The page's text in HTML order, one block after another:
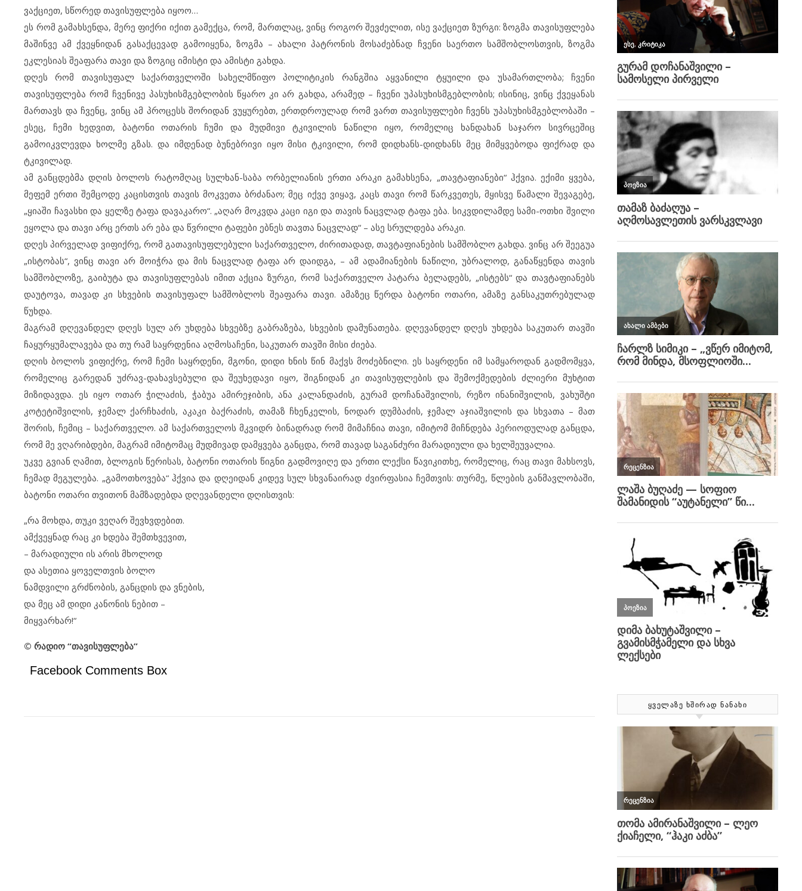
ვაქციეთ, სწორედ თავისუფლება იყოო…
ეს რომ გამახსენდა, მერე ფიქრი იქით გამექცა, რომ, მართლაც, ვინც როგორ შევძელით, ისე ვაქციეთ ზურგი: ზოგმა თავისუფლება
მაშინვე ამ ქვეყნიდან გასაქცევად გამოიყენა, ზოგმა – ახალი პატრონის მოსაძებნად ჩვენი საერთო სამშობლოსთვის, ზოგმა
ეკლესიას შეაფარა თავი და ზოგიც იმისტი და ამისტი გახდა.
დღეს რომ თავისუფალ საქართველოში სახელმწიფო პოლიტიკის რანგშია აყვანილი ტყუილი და უსამართლობა; ჩვენი
თავისუფლება რომ ჩვენივე პასუხისმგებლობის წყარო კი არ გახდა, არამედ – ჩვენი უპასუხისმგებლობის; ისინიც, ვინც ქვეყანას
მართავს და ჩვენც, ვინც ამ პროცესს შორიდან ვუყურებთ, ერთდროულად რომ ვართ თავისუფლები ჩვენს უპასუხისმგებლობაში –
ესეც, ჩემი ხედვით, ბატონი ოთარის ჩუმი და მუდმივი ტკივილის ნაწილი იყო, რომელიც ხანდახან საჯარო სივრცეშიც
გამოიკვლევდა ხოლმე გზას. და იმდენად ბუნებრივი იყო მისი ტკივილი, რომ დიდხანს-დიდხანს მეც მიმყვებოდა ფიქრად და
ტკივილად.
ამ განცდებმა დღის ბოლოს რატომღაც სულხან-საბა ორბელიანის ერთი არაკი გამახსენა, „თავტაფიანები“ ჰქვია. ექიმი ყვება,
მეფემ ერთი შემცოდე კაცისთვის თავის მოკვეთა ბრძანაო; მეც იქვე ვიყავ, კაცს თავი რომ წარკვეთეს, მყისვე წამალი შევაგებე,
„ყიაში ჩავასხი და ყელზე ტაფა დავაკარო“. „აღარ მოკვდა კაცი იგი და თავის ნაცვლად ტაფა ება. სიკვდილამდე სამი-ოთხი შვილი
ეყოლა და თავი არც ერთს არ ება და წვრილი ტაფები ებნეს თავთა ნაცვლად“ – ასე სრულდება არაკი.
დღეს პირველად ვიფიქრე, რომ გათავისუფლებული საქართველო, ძირითადად, თავტაფიანების სამშობლო გახდა. ვინც არ შეეგუა
„ისტობას“, ვინც თავი არ მოიჭრა და მის ნაცვლად ტაფა არ დაიდგა, – ამ ადამიანების ნაწილი, უბრალოდ, განაწყენდა თავის
სამშობლოზე, გაიბუტა და თავისუფლებას იმით აქცია ზურგი, რომ საქართველო პატარა ბელადებს, „ისტებს“ და თავტაფიანებს
დაუტოვა, თავად კი სხვების თავისუფალ სამშობლოს შეაფარა თავი. ამაზეც წერდა ბატონი ოთარი, ამაზე განსაკუთრებულად
წუხდა.
მაგრამ დღევანდელ დღეს სულ არ უხდება სხვებზე გაბრაზება, სხვების დამუნათება. დღევანდელ დღეს უხდება საკუთარ თავში
ჩაყურყუმალავება და თუ რამ საყრდენია აღმოსაჩენი, საკუთარ თავში მისი ძიება.
დღის ბოლოს ვიფიქრე, რომ ჩემი საყრდენი, მგონი, დიდი ხნის წინ მაქვს მოძებნილი. ეს საყრდენი იმ სამყაროდან გადმომყვა,
რომელიც გარედან უძრავ-დახავსებული და შეუხედავი იყო, შიგნიდან კი თავისუფლების და შემოქმედების ძლიერი მუხტით
მიზიდავდა. ეს იყო ოთარ ჭილაძის, ჭაბუა ამირეჯიბის, ანა კალანდაძის, გურამ დოჩანაშვილის, რეზო ინანიშვილის, ვახუშტი
კოტეტიშვილის, ჯემალ ქარჩხაძის, აკაკი ბაქრაძის, თამაზ ჩხენკელის, ნოდარ დუმბაძის, ჯემალ აჯიაშვილის და სხვათა – მათ
შორის, ჩემიც – საქართველო. ამ საქართველოს მკვიდრ ბინადრად რომ მიმაჩნია თავი, იმიტომ მიჩნდება პერიოდულად განცდა,
რომ მე ვღარიბდები, მაგრამ იმიტომაც მუდმივად დამყვება განცდა, რომ თავად საგანძური მარადიული და ხელშეუვალია.
უკვე გვიან ღამით, ბლოგის წერისას, ბატონი ოთარის წიგნი გადმოვიღე და ერთი ლექსი წავიკითხე, რომელიც, რაც თავი მახსოვს,
ჩემად მეგულება. „გამოთხოვება“ ჰქვია და დღეიდან კიდევ სულ სხვანაირად ძვირფასია ჩემთვის: თურმე, წლების განმავლობაში,
ბატონი ოთარი თვითონ მამზადებდა დღევანდელი დღისთვის:
„რა მოხდა, თუკი ვეღარ შევხვდებით.
ამქვეყნად რაც კი ხდება შემთხვევით,
– მარადიული ის არის მხოლოდ
და ასეთია ყოველთვის ბოლო
ნამდვილი გრძნობის, განცდის და ვნების,
და მეც ამ დიდი კანონის ნებით –
მიყვარხარ!“
© რადიო “თავისუფლება”
Facebook Comments Box
ᲧᲕᲔᲚᲐᲖᲔ ᲮᲨᲘᲠᲐᲓ ᲜᲐᲜᲐᲮᲘ